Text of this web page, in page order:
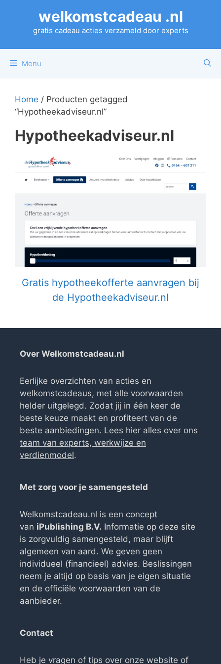
welkomstcadeau .nl
gratis cadeau acties verzameld door experts
Menu
Home / Producten getagged
“Hypotheekadviseur.nl”
Hypotheekadviseur.nl
Gratis hypotheekofferte aanvragen bij
de Hypotheekadviseur.nl
Over Welkomstcadeau.nl
Eerlijke overzichten van acties en
welkomstcadeaus, met alle voorwaarden
helder uitgelegd. Zodat jij in één keer de
beste keuze maakt en profiteert van de
beste aanbiedingen. Lees hier alles over ons
team van experts, werkwijze en
verdienmodel.
Met zorg voor je samengesteld
Welkomstcadeau.nl is een concept
van iPublishing B.V. Informatie op deze site
is zorgvuldig samengesteld, maar blijft
algemeen van aard. We geven geen
individueel (financieel) advies. Beslissingen
neem je altijd op basis van je eigen situatie
en de officiële voorwaarden van de
aanbieder.
Contact
Heb je vragen of tips over onze website of